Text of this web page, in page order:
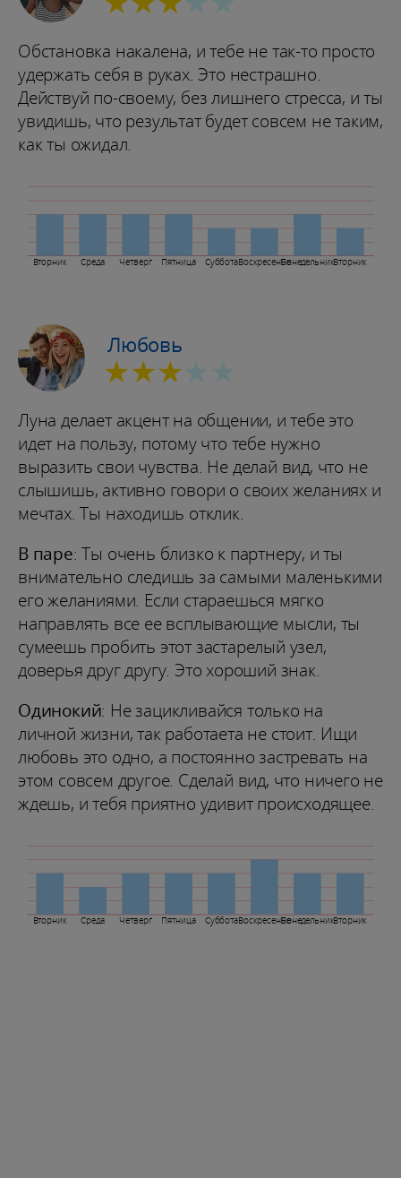
Вторник Среда Четверг Пятница СубботаВоскресеньеПонедельникВторник
Обстановка накалена, и тебе не так-то просто
удержать себя в руках. Это нестрашно.
Действуй по-своему, без лишнего стресса, и ты
увидишь, что результат будет совсем не таким,
как ты ожидал.
Любовь
★★★★★
Вторник Среда Четверг Пятница СубботаВоскресеньеПонедельникВторник
Луна делает акцент на общении, и тебе это
идет на пользу, потому что тебе нужно
выразить свои чувства. Не делай вид, что не
слышишь, активно говори о своих желаниях и
мечтах. Ты находишь отклик.
В паре: Ты очень близко к партнеру, и ты
внимательно следишь за самыми маленькими
его желаниями. Если стараешься мягко
направлять все ее всплывающие мысли, ты
сумеешь пробить этот застарелый узел,
доверья друг другу. Это хороший знак.
Одинокий: Не зацикливайся только на
личной жизни, так работаета не стоит. Ищи
любовь это одно, а постоянно застревать на
этом совсем другое. Сделай вид, что ничего не
ждешь, и тебя приятно удивит происходящее.